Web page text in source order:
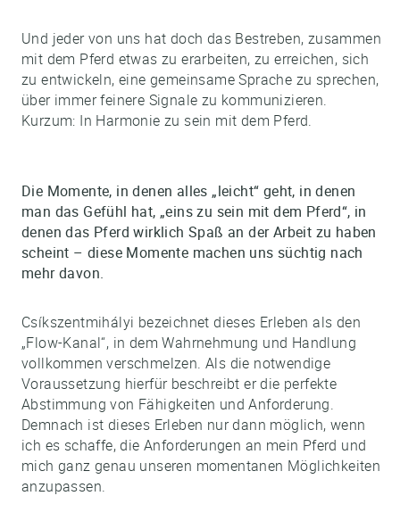
Und jeder von uns hat doch das Bestreben, zusammen
mit dem Pferd etwas zu erarbeiten, zu erreichen, sich
zu entwickeln, eine gemeinsame Sprache zu sprechen,
über immer feinere Signale zu kommunizieren.
Kurzum: In Harmonie zu sein mit dem Pferd.
Die Momente, in denen alles „leicht“ geht, in denen
man das Gefühl hat, „eins zu sein mit dem Pferd“, in
denen das Pferd wirklich Spaß an der Arbeit zu haben
scheint – diese Momente machen uns süchtig nach
mehr davon.
Csíkszentmihályi bezeichnet dieses Erleben als den
„Flow-Kanal“, in dem Wahrnehmung und Handlung
vollkommen verschmelzen. Als die notwendige
Voraussetzung hierfür beschreibt er die perfekte
Abstimmung von Fähigkeiten und Anforderung.
Demnach ist dieses Erleben nur dann möglich, wenn
ich es schaffe, die Anforderungen an mein Pferd und
mich ganz genau unseren momentanen Möglichkeiten
anzupassen.